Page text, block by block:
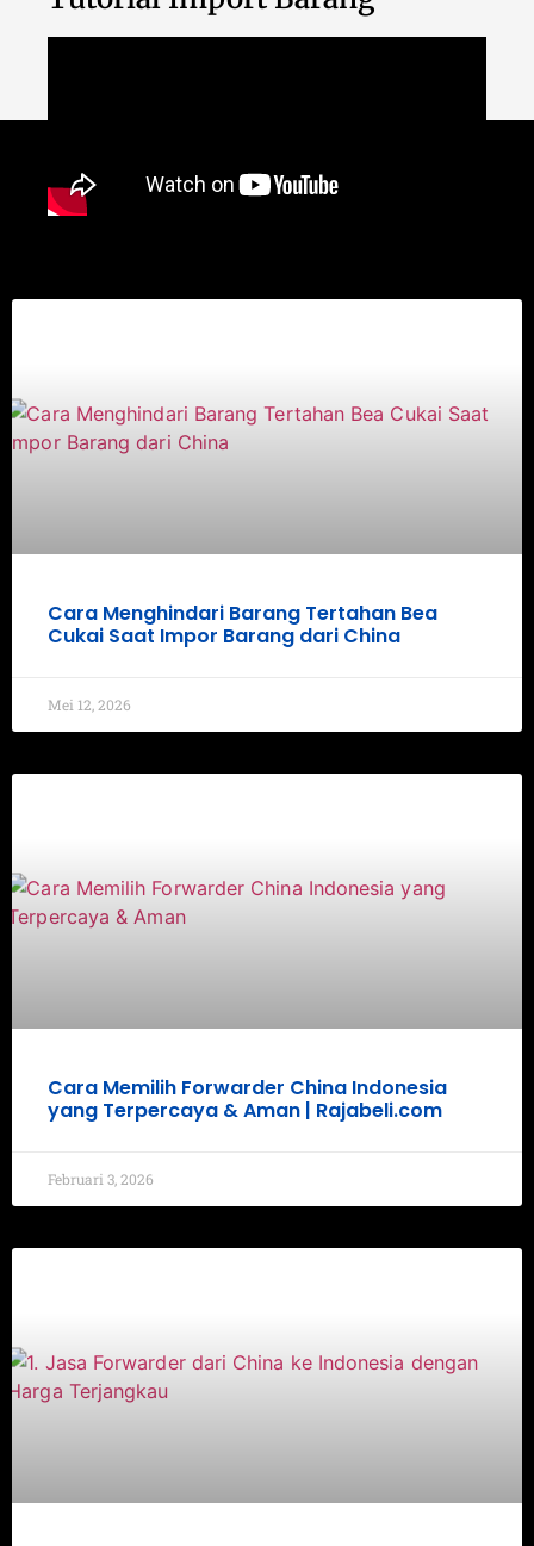
Cara Menghindari Barang Tertahan Bea
Cukai Saat Impor Barang dari China
Mei 12, 2026
Cara Memilih Forwarder China Indonesia
yang Terpercaya & Aman | Rajabeli.com
Februari 3, 2026